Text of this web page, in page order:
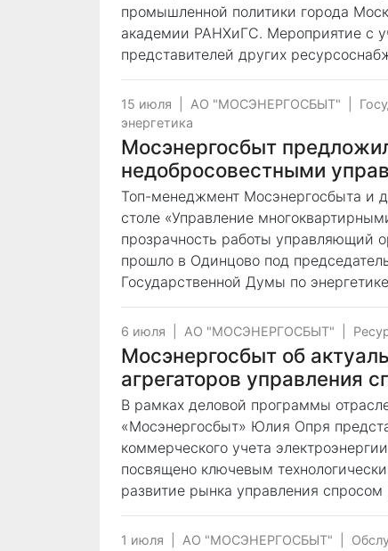
промышленной политики города
академии РАНХиГС. Мероприятие с
представителей других
15 июля АО "МОСЭНЕРГОСБЫТ"
энергетика
Мосэнергосбыт
недобросовестными
Топ-менеджмент Мосэнергосбыта и
столе «Управление
прозрачность работы управляющий
прошло в Одинцово под
Государственной Думы по
6 июля АО "МОСЭНЕРГОСБЫТ"
Мосэнергосбыт об
агрегаторов управления
В рамках деловой программы
«Мосэнергосбыт» Юлия Опря
коммерческого учета
посвящено ключевым
развитие рынка управления
1 июля АО "МОСЭНЕРГОСБЫТ"